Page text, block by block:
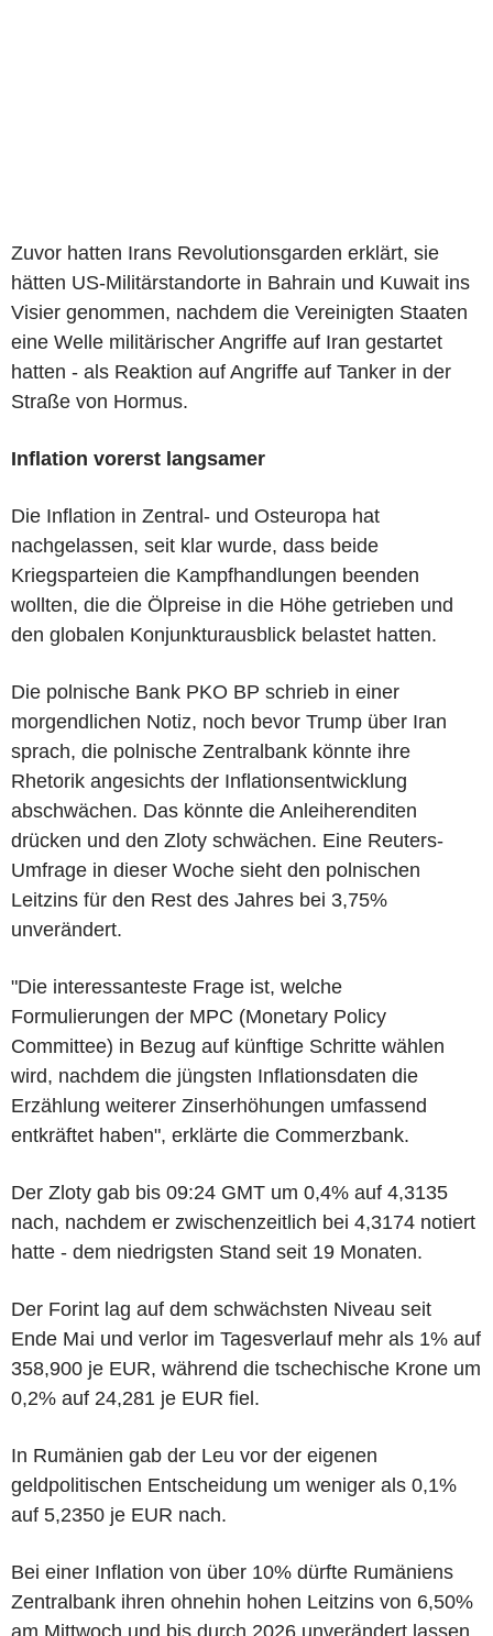
Zuvor hatten Irans Revolutionsgarden erklärt, sie
hätten US-Militärstandorte in Bahrain und Kuwait ins
Visier genommen, nachdem die Vereinigten Staaten
eine Welle militärischer Angriffe auf Iran gestartet
hatten - als Reaktion auf Angriffe auf Tanker in der
Straße von Hormus.
Inflation vorerst langsamer
Die Inflation in Zentral- und Osteuropa hat
nachgelassen, seit klar wurde, dass beide
Kriegsparteien die Kampfhandlungen beenden
wollten, die die Ölpreise in die Höhe getrieben und
den globalen Konjunkturausblick belastet hatten.
Die polnische Bank PKO BP schrieb in einer
morgendlichen Notiz, noch bevor Trump über Iran
sprach, die polnische Zentralbank könnte ihre
Rhetorik angesichts der Inflationsentwicklung
abschwächen. Das könnte die Anleiherenditen
drücken und den Zloty schwächen. Eine Reuters-
Umfrage in dieser Woche sieht den polnischen
Leitzins für den Rest des Jahres bei 3,75%
unverändert.
"Die interessanteste Frage ist, welche
Formulierungen der MPC (Monetary Policy
Committee) in Bezug auf künftige Schritte wählen
wird, nachdem die jüngsten Inflationsdaten die
Erzählung weiterer Zinserhöhungen umfassend
entkräftet haben", erklärte die Commerzbank.
Der Zloty gab bis 09:24 GMT um 0,4% auf 4,3135
nach, nachdem er zwischenzeitlich bei 4,3174 notiert
hatte - dem niedrigsten Stand seit 19 Monaten.
Der Forint lag auf dem schwächsten Niveau seit
Ende Mai und verlor im Tagesverlauf mehr als 1% auf
358,900 je EUR, während die tschechische Krone um
0,2% auf 24,281 je EUR fiel.
In Rumänien gab der Leu vor der eigenen
geldpolitischen Entscheidung um weniger als 0,1%
auf 5,2350 je EUR nach.
Bei einer Inflation von über 10% dürfte Rumäniens
Zentralbank ihren ohnehin hohen Leitzins von 6,50%
am Mittwoch und bis durch 2026 unverändert lassen,